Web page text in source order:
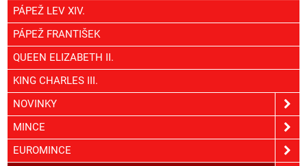
PÁPEŽ LEV XIV.
PÁPEŽ FRANTIŠEK
QUEEN ELIZABETH II.
KING CHARLES III.
NOVINKY
MINCE
EUROMINCE